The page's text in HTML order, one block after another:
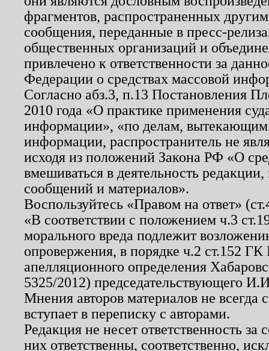
фрагментов, распространенных
сообщения, переданные в пресс-
общественных организаций и
привлечено к ответственности за
Федерации о средствах массовой
Согласно абз.3, п.13 Постановления
2010 года «О практике применения
информации», «по делам, вытекающим
информации, распространитель не
исходя из положений Закона РФ «О
вмешиваться в деятельность
сообщений и материалов».
Воспользуйтесь «Правом на ответ»
«В соответствии с положением ч.3
морального вреда подлежит
опровержения, в порядке ч.2 ст.152
апелляционного определения
5325/2012) председательствующего
Мнения авторов материалов не
вступает в переписку с авторами.
Редакция не несет ответственность
них ответственны, соответственно,